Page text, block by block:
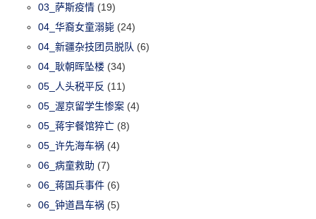
03_萨斯疫情 (19)
04_华裔女童溺毙 (24)
04_新疆杂技团员脱队 (6)
04_耿朝晖坠楼 (34)
05_人头税平反 (11)
05_渥京留学生惨案 (4)
05_蒋宇餐馆猝亡 (8)
05_许先海车祸 (4)
06_病童救助 (7)
06_蒋国兵事件 (6)
06_钟道昌车祸 (5)